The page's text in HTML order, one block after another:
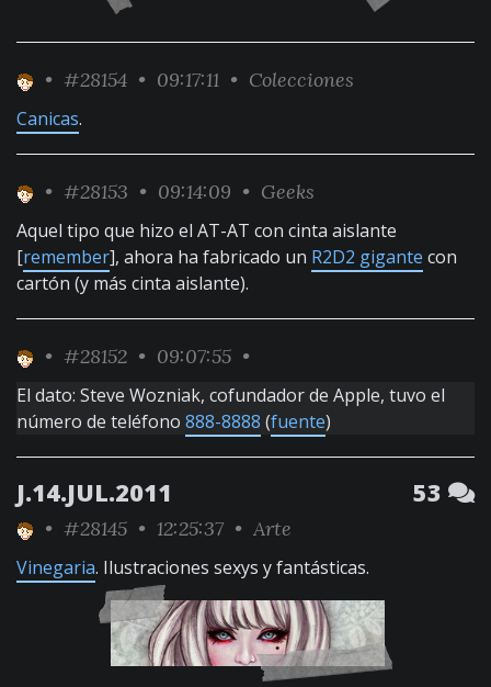
• #28154 • 09:17:11 • Colecciones
Canicas.
• #28153 • 09:14:09 • Geeks
Aquel tipo que hizo el AT-AT con cinta aislante
[remember], ahora ha fabricado un R2D2 gigante con
cartón (y más cinta aislante).
• #28152 • 09:07:55 •
El dato: Steve Wozniak, cofundador de Apple, tuvo el
número de teléfono 888-8888 (fuente)
J.14.JUL.2011 53
• #28145 • 12:25:37 • Arte
Vinegaria. Ilustraciones sexys y fantásticas.